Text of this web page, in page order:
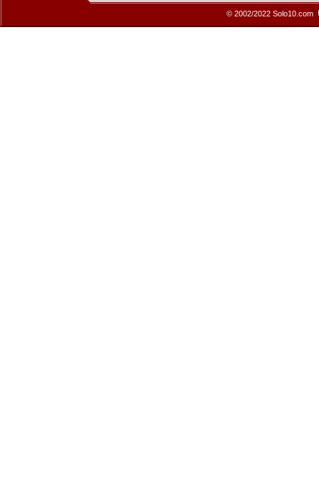
© 2002/2022 Solo10.com